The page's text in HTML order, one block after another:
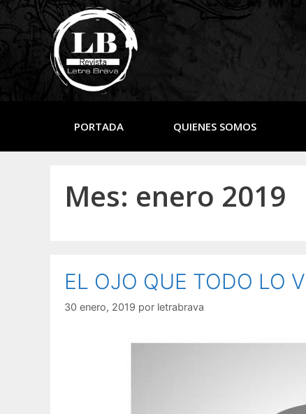
PORTADA QUIENES SOMOS
Mes: enero 2019
EL OJO QUE TODO LO
30 enero, 2019 por letrabrava